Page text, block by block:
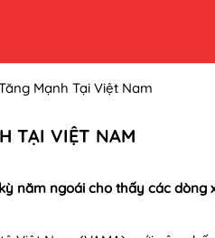
Mạnh Tại Việt Nam
TẠI VIỆT NAM
năm ngoái cho thấy các